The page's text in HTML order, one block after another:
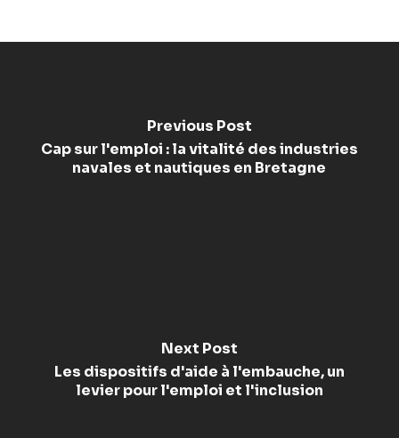
Previous Post
Cap sur l'emploi : la vitalité des industries
navales et nautiques en Bretagne
Next Post
Les dispositifs d'aide à l'embauche, un
levier pour l'emploi et l'inclusion